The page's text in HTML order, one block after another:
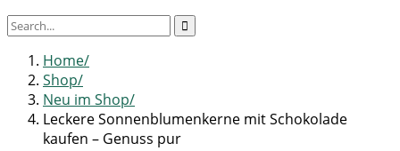
Home
Shop
Neu im Shop
Leckere Sonnenblumenkerne mit Schokolade
kaufen – Genuss pur